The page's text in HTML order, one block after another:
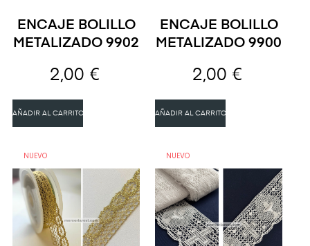
ENCAJE BOLILLO
METALIZADO 9902
2,00 €
AÑADIR AL CARRITO
ENCAJE BOLILLO
METALIZADO 9900
2,00 €
AÑADIR AL CARRITO
NUEVO NUEVO